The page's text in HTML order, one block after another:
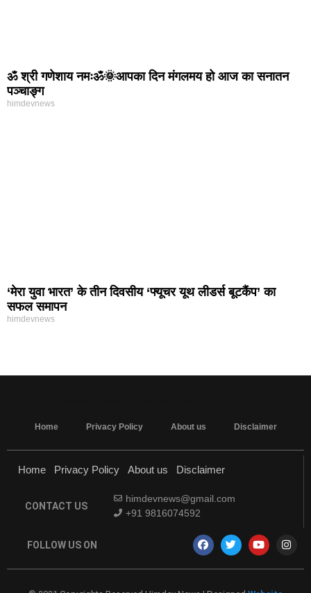
ॐ श्री गणेशाय नमःॐ🌞आपका दिन मंगलमय हो आज का सनातन
पञ्चाङ्ग
himdevnews
‘मेरा युवा भारत’ के तीन दिवसीय ‘फ्यूचर यूथ लीडर्स बूटकैंप’ का
सफल समापन
himdevnews
Home Privacy Policy About us Disclaimer
Home Privacy Policy About us Disclaimer
CONTACT US
himdevnews@gmail.com
+91 9816074592
FOLLOW US ON